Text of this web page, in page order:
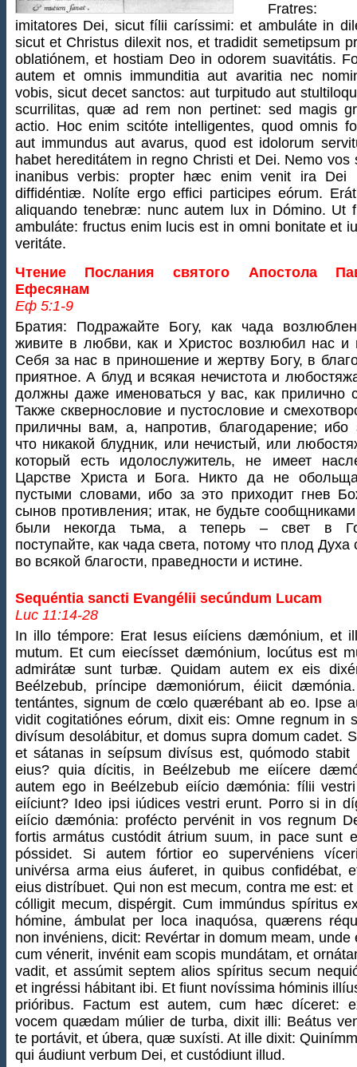
Fratres:
imitatores Dei, sicut fílii caríssimi: et ambuláte in
sicut et Christus dilexit nos, et tradidit semetipsum
oblatiónem, et hostiam Deo in odorem suavitátis.
autem et omnis immunditia aut avaritia nec
vobis, sicut decet sanctos: aut turpitudo aut
scurrilitas, quæ ad rem non pertinet: sed magis
actio. Hoc enim scitóte intelligentes, quod omnis
aut immundus aut avarus, quod est idolorum
habet hereditátem in regno Christi et Dei. Nemo vos
inanibus verbis: propter hæc enim venit ira Dei
diffidéntiæ. Nolíte ergo effici participes eórum.
aliquando tenebræ: nunc autem lux in Dómino. Ut
ambuláte: fructus enim lucis est in omni bonitate et
veritáte.
Чтение Послания святого Апостола
Ефесянам
Еф 5:1-9
Братия: Подражайте Богу, как чада
живите в любви, как и Христос возлюбил нас и
Себя за нас в приношение и жертву Богу, в
приятное. А блуд и всякая нечистота и
должны даже именоваться у вас, как прилично
Также сквернословие и пустословие и
приличны вам, а, напротив, благодарение; ибо
что никакой блудник, или нечистый, или
который есть идолослужитель, не имеет
Царстве Христа и Бога. Никто да не
пустыми словами, ибо за это приходит гнев
сынов противления; итак, не будьте
были некогда тьма, а теперь – свет в
поступайте, как чада света, потому что плод Духа
во всякой благости, праведности и истине.
Sequéntia sancti Evangélii secúndum Lucam
Luc 11:14-28
In illo témpore: Erat Iesus eiíciens dæmónium, et
mutum. Et cum eiecísset dæmónium, locútus est
admirátæ sunt turbæ. Quidam autem ex eis
Beélzebub, príncipe dæmoniórum, éiicit
tentántes, signum de cœlo quærébant ab eo. Ipse
vidit cogitatiónes eórum, dixit eis: Omne regnum in
divísum desolábitur, et domus supra domum cadet.
et sátanas in seípsum divísus est, quómodo stabit
eius? quia dícitis, in Beélzebub me eiícere
autem ego in Beélzebub eiício dæmónia: fílii
eiíciunt? Ideo ipsi iúdices vestri erunt. Porro si in
eiício dæmónia: profécto pervénit in vos regnum
fortis armátus custódit átrium suum, in pace sunt
póssidet. Si autem fórtior eo supervéniens
univérsa arma eius áuferet, in quibus confidébat,
eius distríbuet. Qui non est mecum, contra me est:
cólligit mecum, dispérgit. Cum immúndus spíritus
hómine, ámbulat per loca inaquósa, quærens
non invéniens, dicit: Revértar in domum meam, unde
cum vénerit, invénit eam scopis mundátam, et
vadit, et assúmit septem alios spíritus secum
et ingréssi hábitant ibi. Et fiunt novíssima hóminis
prióribus. Factum est autem, cum hæc díceret:
vocem quædam múlier de turba, dixit illi: Beátus
te portávit, et úbera, quæ suxísti. At ille dixit:
qui áudiunt verbum Dei, et custódiunt illud.